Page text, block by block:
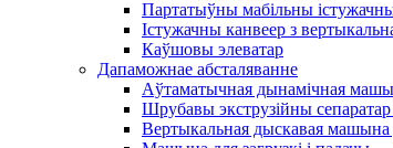
Партатыўны мабільны
Істужачны канвеер з
Каўшовы элеватар
Дапаможнае абсталяванне
Аўтаматычная дынамічная
Шрубавы экструзійны
Вертыкальная дыскавая